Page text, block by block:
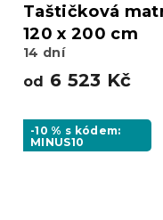
Taštičková
120 x 200 cm
14 dní
od 6 523 Kč
-10 % s kódem:
MINUS10